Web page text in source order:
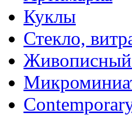
Куклы
Стекло,
Живописный